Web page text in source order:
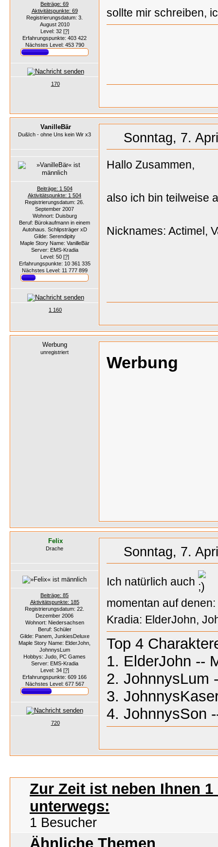
Beiträge: 69
Aktivitätspunkte: 69
Registrierungsdatum: 3.
August 2010
Level: 32 [?]
Erfahrungspunkte: 403 422
Nächstes Level: 453 790
170
sollte mir schreiben,
VanilleBär
Du&Ich - ohne Uns kein Wir x3
Beiträge: 1 504
Aktivitätspunkte: 1 504
Registrierungsdatum: 26.
September 2007
Wohnort: Duisburg
Beruf: Bürokaufmann in einem
Autohaus. Schlipsträger xD
Gilde: Serendipity
Maple Story Name: VanilleBär
Server: EMS-Kradia
Level: 50 [?]
Erfahrungspunkte: 10 361 335
Nächstes Level: 11 777 899
1 160
Sonntag, 7.
Hallo Zusammen,
also ich bin teilweise
Nicknames: Actimel,
Werbung
unregistriert
Werbung
Felix
Drache
Beiträge: 85
Aktivitätspunkte: 185
Registrierungsdatum: 22.
Dezember 2006
Wohnort: Niedersachsen
Beruf: Schüler
Gilde: Panem, JunkiesDeluxe
Maple Story Name: ElderJohn,
JohnnysLum
Hobbys: Judo, PC Games
Server: EMS-Kradia
Level: 34 [?]
Erfahrungspunkte: 609 166
Nächstes Level: 677 567
720
Sonntag, 7.
Ich natürlich auch
momentan auf denen:
Kradia: ElderJohn,
Top 4
1. ElderJohn --
2. JohnnysLum
3.
4. JohnnysSon
Zur Zeit ist neben Ihnen
unterwegs:
1 Besucher
Ähnliche Themen